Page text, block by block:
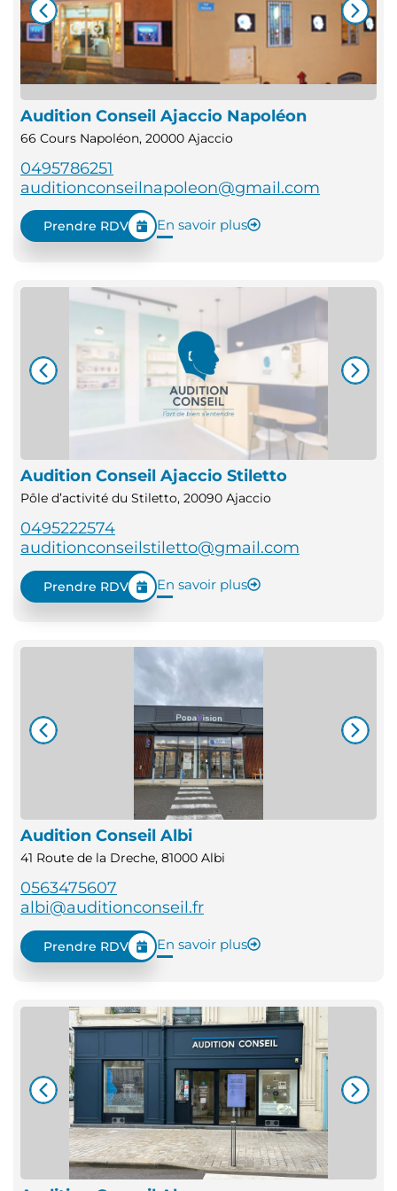
Audition Conseil Ajaccio Napoléon
66 Cours Napoléon, 20000 Ajaccio
0495786251
auditionconseilnapoleon@gmail.com
Prendre RDV En savoir plus
Audition Conseil Ajaccio Stiletto
Pôle d’activité du Stiletto, 20090 Ajaccio
0495222574
auditionconseilstiletto@gmail.com
Prendre RDV En savoir plus
Audition Conseil Albi
41 Route de la Dreche, 81000 Albi
0563475607
albi@auditionconseil.fr
Prendre RDV En savoir plus